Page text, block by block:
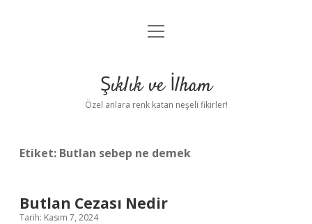
Anasayfa
Yasal Uyarı
menüyü
Şıklık ve İlham
Özel anlara renk katan neşeli fikirler!
Etiket: Butlan sebep ne demek
Butlan Cezası Nedir
Tarih: Kasım 7, 2024